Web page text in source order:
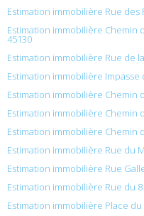
Estimation immobilière Rue
Estimation immobilière Chemin
45130
Estimation immobilière Rue de
Estimation immobilière
Estimation immobilière Chemin
Estimation immobilière Chemin
Estimation immobilière Chemin
Estimation immobilière Rue du
Estimation immobilière Rue
Estimation immobilière Rue du
Estimation immobilière Place